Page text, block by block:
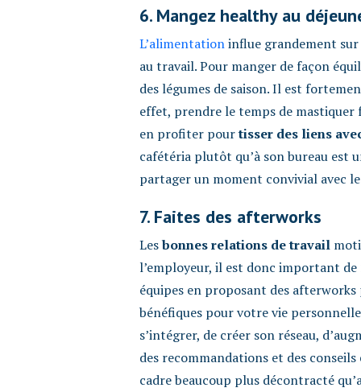
6. Mangez healthy au
L’alimentationinflue grandement
au travail. Pour manger de façon
des légumes de saison. Il est
effet, prendre le temps de mastiquer
en profiter pourtisser des liens
cafétéria plutôt qu’à son bureau est
partager un moment convivial avec le
7. Faites des afterworks
Lesbonnes relations de travail
l’employeur, il est donc important
équipes en proposant des
bénéfiques pour votre vie
s’intégrer, de créer son réseau,
des recommandations et des
cadre beaucoup plus décontracté